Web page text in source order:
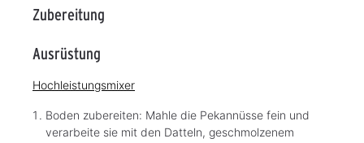
Zubereitung
Ausrüstung
Hochleistungsmixer
Boden zubereiten: Mahle die Pekannüsse fein und
verarbeite sie mit den Datteln, geschmolzenem